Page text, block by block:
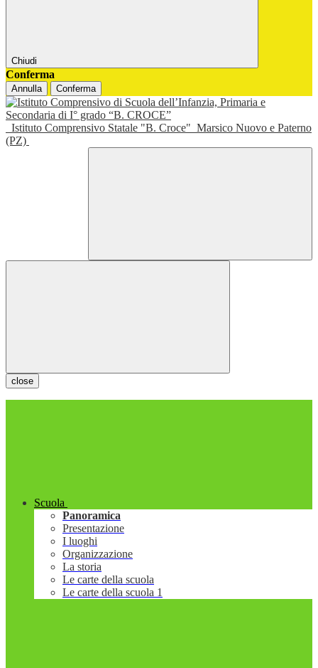
Chiudi
Conferma
Annulla Conferma
Istituto Comprensivo Statale "B. Croce" Marsico Nuovo e Paterno
(PZ)
close
Scuola
Panoramica
Presentazione
I luoghi
Organizzazione
La storia
Le carte della scuola
Le carte della scuola 1